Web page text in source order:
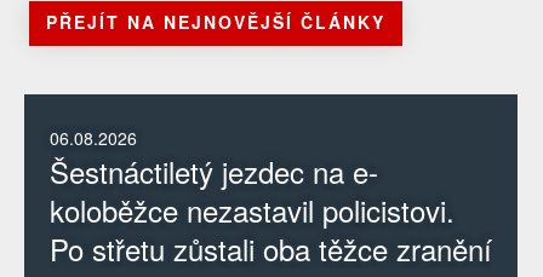
PŘEJÍT NA NEJNOVĚJŠÍ ČLÁNKY
06.08.2026
Šestnáctiletý jezdec na e-
koloběžce nezastavil policistovi.
Po střetu zůstali oba těžce zranění